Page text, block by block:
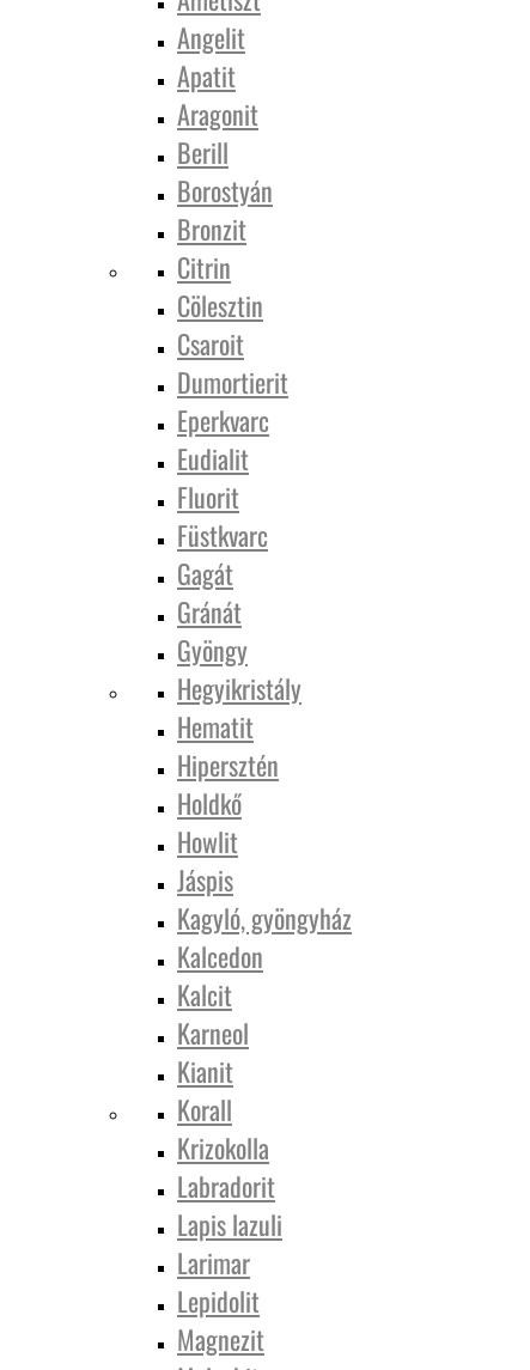
Angelit
Apatit
Aragonit
Berill
Borostyán
Bronzit
Citrin
Cölesztin
Csaroit
Dumortierit
Eperkvarc
Eudialit
Fluorit
Füstkvarc
Gagát
Gránát
Gyöngy
Hegyikristály
Hematit
Hipersztén
Holdkő
Howlit
Jáspis
Kagyló, gyöngyház
Kalcedon
Kalcit
Karneol
Kianit
Korall
Krizokolla
Labradorit
Lapis lazuli
Larimar
Lepidolit
Magnezit